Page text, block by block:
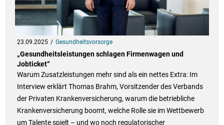
23.09.2025 Gesundheitsvorsorge
„Gesundheitsleistungen schlagen Firmenwagen und
Jobticket“
Warum Zusatzleistungen mehr sind als ein nettes Extra: Im
Interview erklärt Thomas Brahm, Vorsitzender des Verbands
der Privaten Krankenversicherung, warum die betriebliche
Krankenversicherung boomt, welche Rolle sie im Wettbewerb
um Talente spielt – und wo noch regulatorischer